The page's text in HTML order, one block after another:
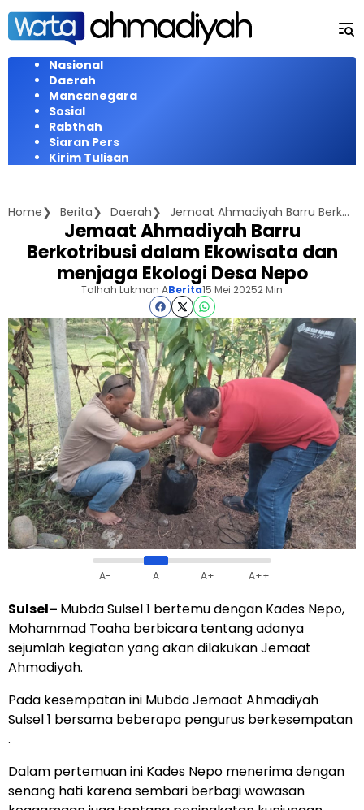
Langsung
konten
Nasional
Daerah
Mancanegara
Sosial
Rabthah
Siaran Pers
Kirim Tulisan
Home Berita Daerah Jemaat Ahmadiyah Barru Berkotribusi dalam Ekowisata dan menjaga Ekologi Desa Nepo
Jemaat Ahmadiyah Barru
Berkotribusi dalam Ekowisata dan
menjaga Ekologi Desa Nepo
Talhah Lukman ABerita15 Mei 20252 Min
A- A A+ A++
Sulsel– Mubda Sulsel 1 bertemu dengan Kades Nepo,
Mohammad Toaha berbicara tentang adanya
sejumlah kegiatan yang akan dilakukan Jemaat
Ahmadiyah.
Pada kesempatan ini Mubda Jemaat Ahmadiyah
Sulsel 1 bersama beberapa pengurus berkesempatan
.
Dalam pertemuan ini Kades Nepo menerima dengan
senang hati karena sembari berbagi wawasan